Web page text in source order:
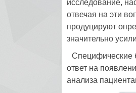
исследование,
отвечая на эти
продуцируют
значительно
Специфические
ответ на
анализа